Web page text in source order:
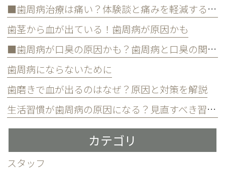
■歯周病治療は痛い？体験談と痛みを軽減する方法
歯茎から血が出ている！歯周病が原因かも
■歯周病が口臭の原因かも？歯周病と口臭の関係について
歯周病にならないために
歯磨きで血が出るのはなぜ？原因と対策を解説
生活習慣が歯周病の原因になる？見直すべき習慣とは？
カテゴリ
スタッフ